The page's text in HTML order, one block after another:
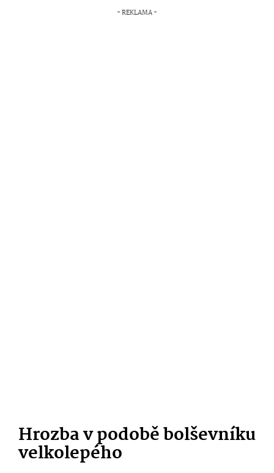
Hrozba v podobě bolševníku
velkolepého